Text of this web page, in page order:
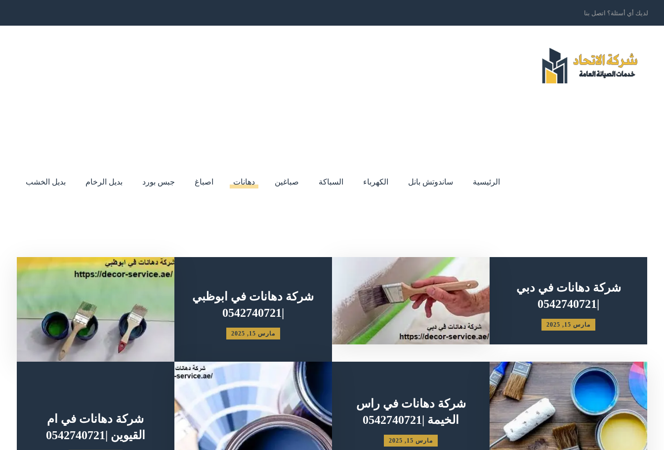
لديك أي أسئلة؟ اتصل بنا
الرئيسية ساندوتش بانل الكهرباء السباكة صباغين دهانات اصباغ جبس بورد بديل الرخام بديل الخشب
شركة دهانات في دبي
مارس 15, 2025
شركة دهانات في ابوظبي
مارس 15, 2025
شركة دهانات في راس
الخيمة |0542740721
مارس 15, 2025
شركة دهانات في ام
القيوين |0542740721